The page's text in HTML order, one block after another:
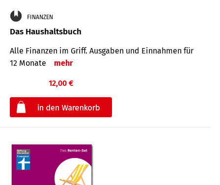
FINANZEN
Das Haushaltsbuch
Alle Finanzen im Griff. Aus­gaben und Ein­nahmen für
12 Monate
mehr
12,00 €